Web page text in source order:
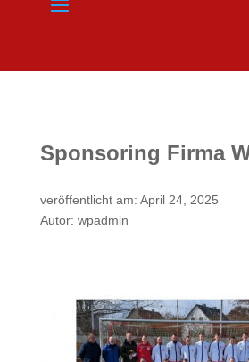
Sponsoring Firma
veröffentlicht am: April 24, 2025
Autor: wpadmin